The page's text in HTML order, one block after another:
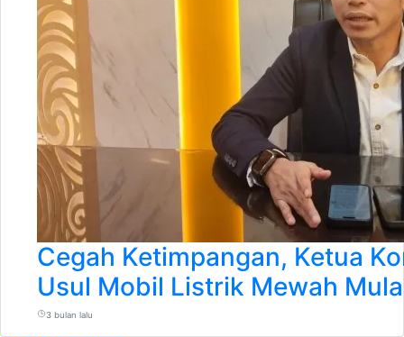
Cegah Ketimpangan, Ketua
Usul Mobil Listrik Mewah
3 bulan lalu